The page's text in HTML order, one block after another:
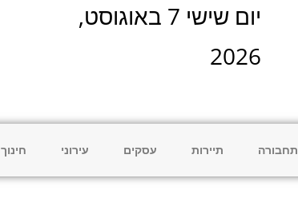
יום שישי 7 באוגוסט,
2026
תחבורה תיירות עסקים עירוני חינוך